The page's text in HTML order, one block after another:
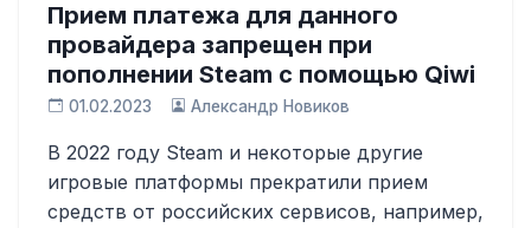
Прием платежа для данного
провайдера запрещен при
пополнении Steam с помощью Qiwi
01.02.2023 Александр Новиков
В 2022 году Steam и некоторые другие
игровые платформы прекратили прием
средств от российских сервисов, например,